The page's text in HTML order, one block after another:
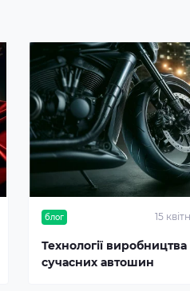
блог 15
Технології виробництва
сучасних автошин